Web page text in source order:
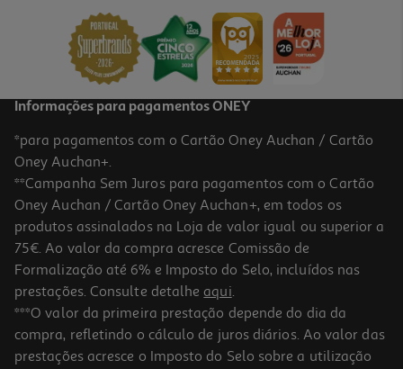
Informações para pagamentos ONEY
*para pagamentos com o Cartão Oney Auchan / Cartão
Oney Auchan+.
**Campanha Sem Juros para pagamentos com o Cartão
Oney Auchan / Cartão Oney Auchan+, em todos os
produtos assinalados na Loja de valor igual ou superior a
75€. Ao valor da compra acresce Comissão de
Formalização até 6% e Imposto do Selo, incluídos nas
prestações. Consulte detalhe aqui.
***O valor da primeira prestação depende do dia da
compra, refletindo o cálculo de juros diários. Ao valor das
prestações acresce o Imposto do Selo sobre a utilização